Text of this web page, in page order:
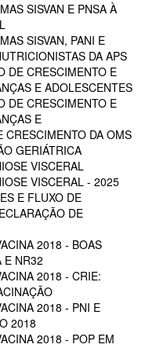
SISVAN E PNSA À
SISVAN, PANI E
DA APS
DE CRESCIMENTO E
E ADOLESCENTES
DE CRESCIMENTO E
E
CRESCIMENTO DA OMS
GERIÁTRICA
VISCERAL
VISCERAL - 2025
E FLUXO DE
DE
2018 - BOAS
E NR32
2018 - CRIE:
2018 - PNI E
2018
2018 - POP EM